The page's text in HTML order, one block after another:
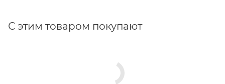
С этим товаром покупают